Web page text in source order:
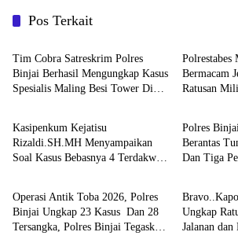
Pos Terkait
Hukum & Kriminal
Tim Cobra Satreskrim Polres
Binjai Berhasil Mengungkap Kasus
Spesialis Maling Besi Tower Di
Polrestabes
Bermacam
Ratusan
Hukum & Kriminal
Kasipenkum Kejatisu
Rizaldi.SH.MH Menyampaikan
Soal Kasus Bebasnya 4 Terdakwa
Banding
Hukum &
Polres
Berantas
Dan Tiga
Hukum & Kriminal
Operasi Antik Toba 2026, Polres
Binjai Ungkap 23 Kasus Dan 28
Tersangka, Polres Binjai Tegaskan
Hukum &
Ungkap
Jalanan